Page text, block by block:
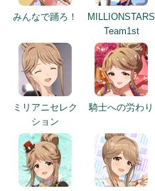
みんなで踊ろ！
MILLIONSTARS
Team1st
ミリアニセレク
ション
騎士への労わり